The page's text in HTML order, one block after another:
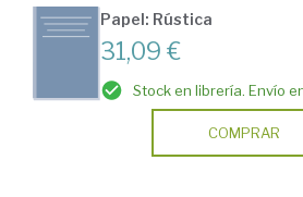
Papel: Rústica
31,09 €
Stock en librería. Envío
COMPRAR